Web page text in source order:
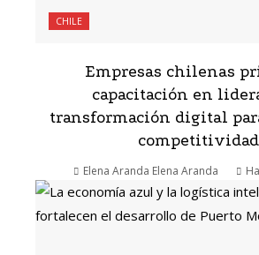
CHILE
Empresas chilenas
capacitación en
transformación digital
competitividad
Elena Aranda Elena Aranda